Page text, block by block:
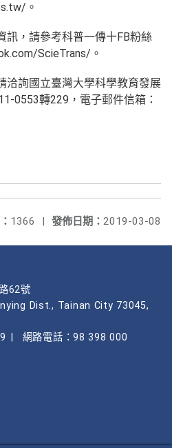
。
訊，請參考科普一傳十FB粉絲
ScieTrans/。
洽詢國立臺灣大學科學教育發展
0553轉229，電子郵件信箱：
發佈日期： 2019-03-08
1366 |
62號
Dist., Tainan City 73045,
網路電話：98 398 000